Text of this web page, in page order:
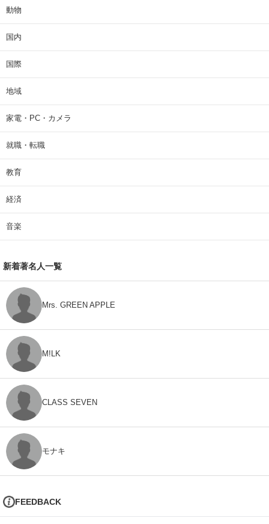
動物
国内
国際
地域
家電・PC・カメラ
就職・転職
教育
経済
音楽
新着著名人一覧
Mrs. GREEN APPLE
M!LK
CLASS SEVEN
モナキ
FEEDBACK